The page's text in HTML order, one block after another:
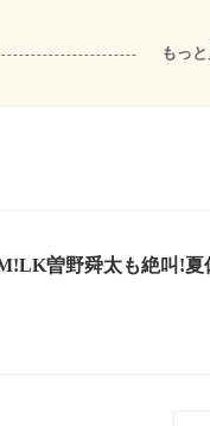
もっ
曽野舜太も絶叫!